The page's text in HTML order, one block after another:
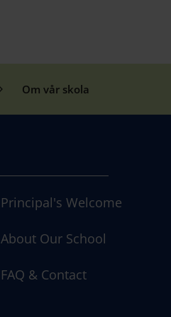
Om vår skola
Principal's Welcome
About Our School
FAQ & Contact